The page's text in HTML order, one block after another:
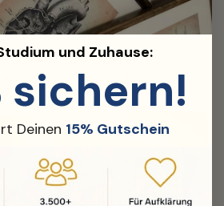
Edler Rahmen
Rahmen für perfektes Finish.
und Zuhause:
sichern!
Deinen 15% Gutschein